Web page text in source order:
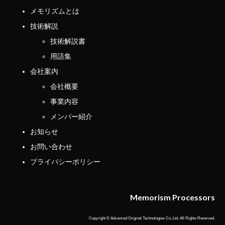
メモリズムとは
技術解説
技術解説書
用語集
会社案内
会社概要
事業内容
メンバー紹介
お知らせ
お問い合わせ
プライバシーポリシー
Memorism Processors
Copyright © Advanced Original Technologies Co.,Ltd. All Rights Reserved.